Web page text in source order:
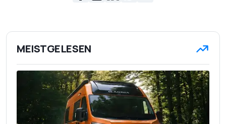
MEISTGELESEN